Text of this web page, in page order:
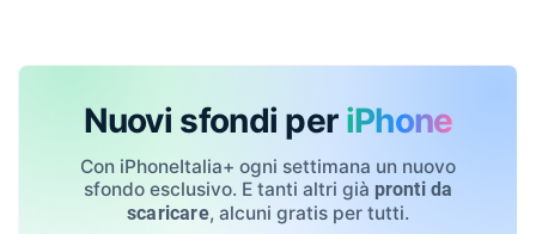
Nuovi sfondi per iPhone
Con iPhoneItalia+ ogni settimana un nuovo
sfondo esclusivo. E tanti altri già pronti da
scaricare, alcuni gratis per tutti.